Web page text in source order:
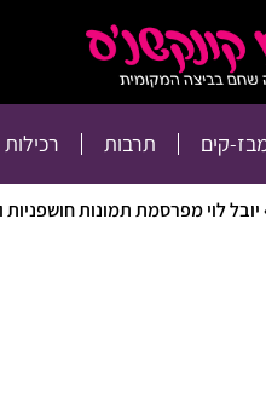
קים תרבות רכילות
יובל לוי מפרסמת תמונות